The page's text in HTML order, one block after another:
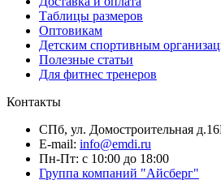
Таблицы размеров
Оптовикам
Детским спортивным
Полезные статьи
Для фитнес тренеров
Контакты
СПб, ул. Домостроительная
E-mail: info@emdi.ru
Пн-Пт: с 10:00 до 18:00
Группа компаний "Айсберг"